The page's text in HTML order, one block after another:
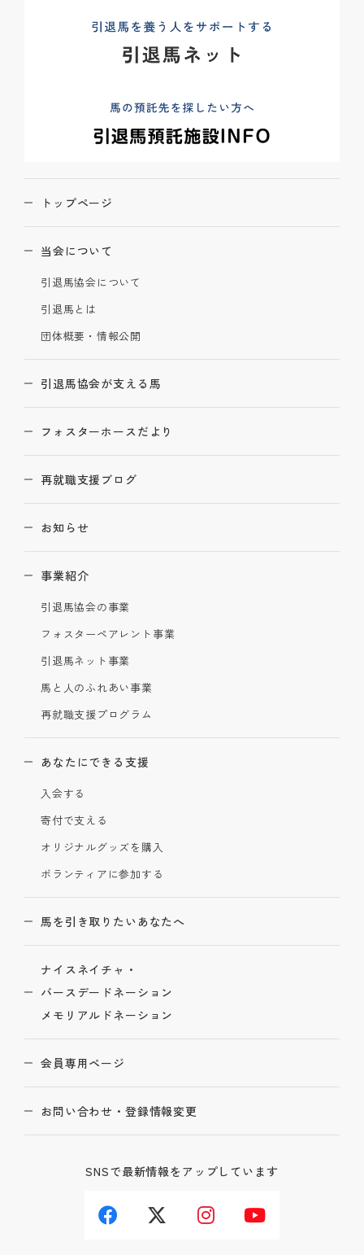
トップページ
当会について
引退馬協会について
引退馬とは
団体概要・情報公開
引退馬協会が支える馬
フォスターホースだより
再就職支援ブログ
お知らせ
事業紹介
引退馬協会の事業
フォスターペアレント事業
引退馬ネット事業
馬と人のふれあい事業
再就職支援プログラム
あなたにできる支援
入会する
寄付で支える
オリジナルグッズを購入
ボランティアに参加する
馬を引き取りたいあなたへ
ナイスネイチャ・
バースデードネーション
メモリアルドネーション
会員専用ページ
お問い合わせ・登録情報変更
SNSで最新情報をアップしています